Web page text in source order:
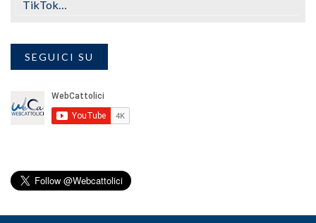
TikTok…
SEGUICI SU